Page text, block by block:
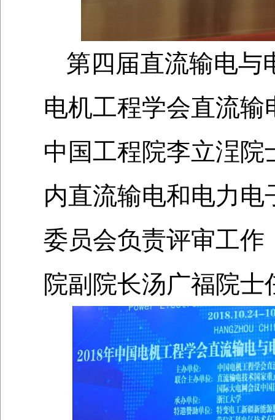
第四届直流输电与
电机工程学会直流
中国工程院李立浧
内直流输电和电力
委员会负责评审工
院副院长汤广福院